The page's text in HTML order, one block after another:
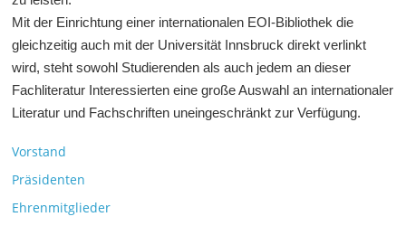
Mit der Einrichtung einer internationalen EOI-Bibliothek die
gleichzeitig auch mit der Universität Innsbruck direkt verlinkt
wird, steht sowohl Studierenden als auch jedem an dieser
Fachliteratur Interessierten eine große Auswahl an internationaler
Literatur und Fachschriften uneingeschränkt zur Verfügung.
Vorstand
Präsidenten
Ehrenmitglieder